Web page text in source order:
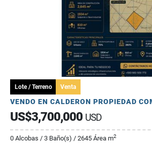
Lote / Terreno Venta
US$3,700,000 USD
0 Alcobas / 3 Baño(s) / 2645 Área m2